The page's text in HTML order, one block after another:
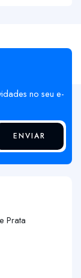
no seu e-
ENVIAR
Prata